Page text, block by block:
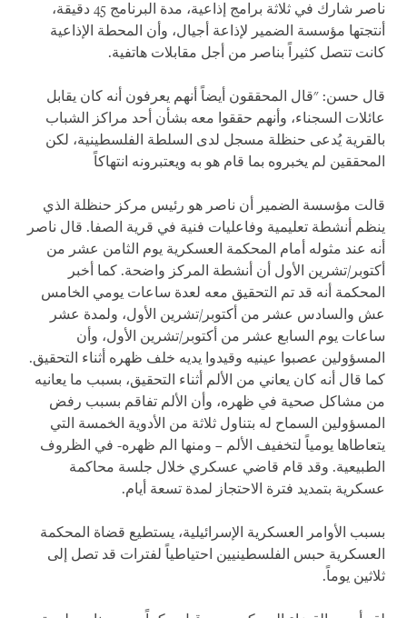
ناصر شارك في ثلاثة برامج إذاعية، مدة البرنامج 45 دقيقة،
أنتجتها مؤسسة الضمير لإذاعة أجيال، وأن المحطة الإذاعية
كانت تتصل كثيراً بناصر من أجل مقابلات هاتفية.
قال حسن: "قال المحققون أيضاً أنهم يعرفون أنه كان يقابل
عائلات السجناء، وأنهم حققوا معه بشأن أحد مراكز الشباب
بالقرية يُدعى حنظلة مسجل لدى السلطة الفلسطينية، لكن
المحققين لم يخبروه بما قام هو به ويعتبرونه انتهاكاً
قالت مؤسسة الضمير أن ناصر هو رئيس مركز حنظلة الذي
ينظم أنشطة تعليمية وفاعليات فنية في قرية الصفا. قال ناصر
أنه عند مثوله أمام المحكمة العسكرية يوم الثامن عشر من
أكتوبر/تشرين الأول أن أنشطة المركز واضحة. كما أخبر
المحكمة أنه قد تم التحقيق معه لعدة ساعات يومي الخامس
عش والسادس عشر من أكتوبر/تشرين الأول، ولمدة عشر
ساعات يوم السابع عشر من أكتوبر/تشرين الأول، وأن
المسؤولين عصبوا عينيه وقيدوا يديه خلف ظهره أثناء التحقيق.
كما قال أنه كان يعاني من الألم أثناء التحقيق، بسبب ما يعانيه
من مشاكل صحية في ظهره، وأن الألم تفاقم بسبب رفض
المسؤولين السماح له بتناول ثلاثة من الأدوية الخمسة التي
يتعاطاها يومياً لتخفيف الألم – ومنها الم ظهره- في الظروف
الطبيعية. وقد قام قاضي عسكري خلال جلسة محاكمة
عسكرية بتمديد فترة الاحتجاز لمدة تسعة أيام.
بسبب الأوامر العسكرية الإسرائيلية، يستطيع قضاة المحكمة
العسكرية حبس الفلسطينيين احتياطياً لفترات قد تصل إلى
ثلاثين يوماً.